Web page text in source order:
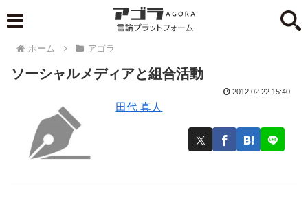
ホーム アゴラ
ソーシャルメディアと組合活動
田代 真人
2012.02.22 15:40